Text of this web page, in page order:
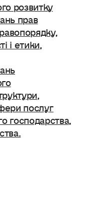
розвитку
прав
і етики,
послуг
господарства,